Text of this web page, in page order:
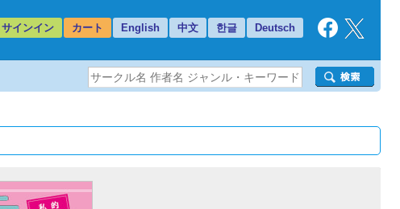
サインイン カート English 中文 한글 Deutsch